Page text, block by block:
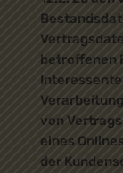
betroffenen
von
eines
der